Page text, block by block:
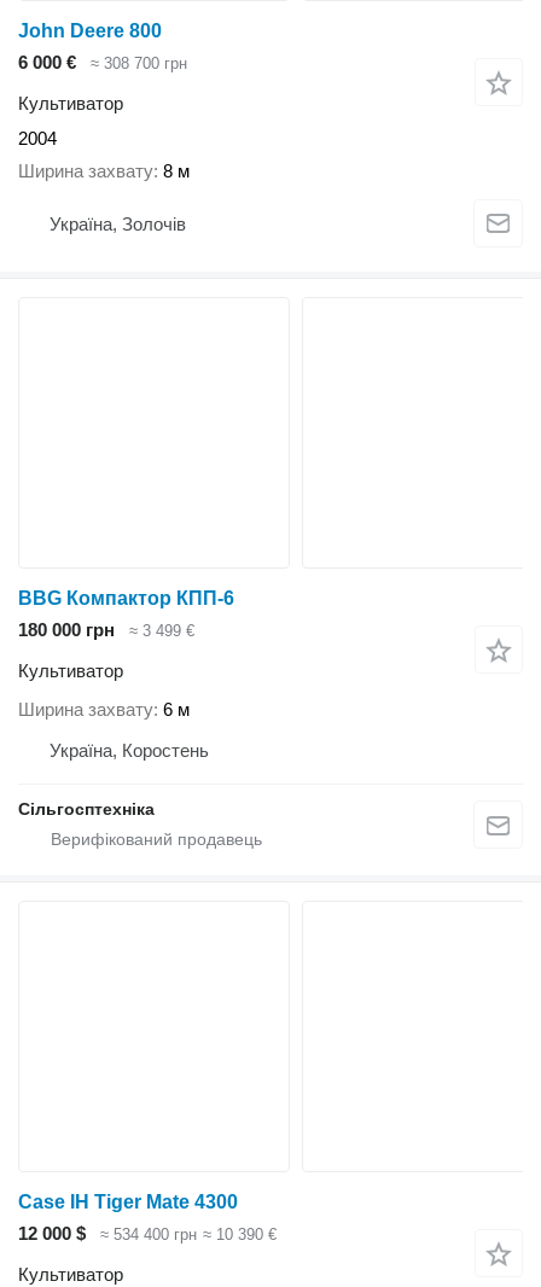
John Deere 800
6 000 €
≈ 308 700 грн
Культиватор
2004
Ширина захвату 8 м
Україна, Золочів
BBG Компактор КПП-6
180 000 грн
≈ 3 499 €
Культиватор
Ширина захвату 6 м
Україна, Коростень
Сільгосптехніка
Case IH Tiger Mate 4300
12 000 $
≈ 534 400 грн ≈ 10 390 €
Культиватор